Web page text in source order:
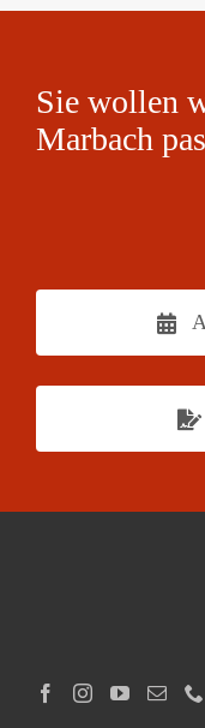
Sie wollen
Marbach